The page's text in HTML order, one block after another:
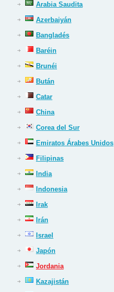
Arabia Saudita
Azerbaiyán
Bangladés
Baréin
Brunéi
Bután
Catar
China
Corea del Sur
Emiratos Árabes Unidos
Filipinas
India
Indonesia
Irak
Irán
Israel
Japón
Jordania
Kazajistán